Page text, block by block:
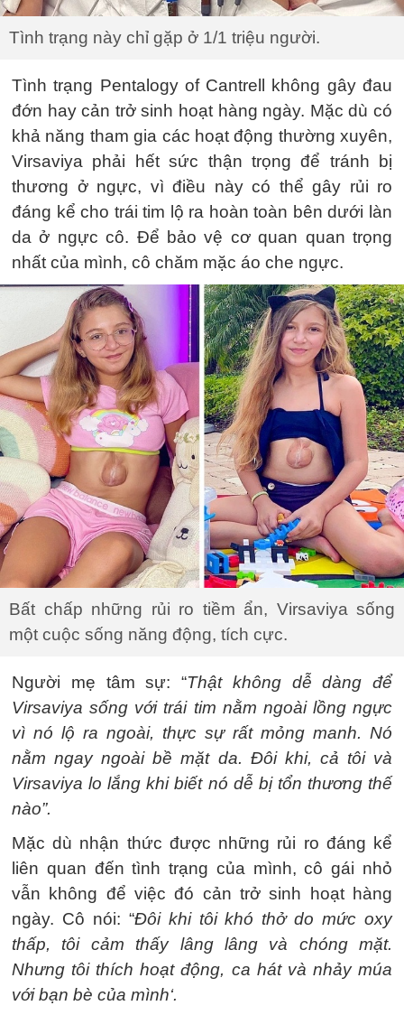
Tình trạng này chỉ gặp ở 1/1 triệu người.
Tình trạng Pentalogy of Cantrell không gây đau
đớn hay cản trở sinh hoạt hàng ngày. Mặc dù có
khả năng tham gia các hoạt động thường xuyên,
Virsaviya phải hết sức thận trọng để tránh bị
thương ở ngực, vì điều này có thể gây rủi ro
đáng kể cho trái tim lộ ra hoàn toàn bên dưới làn
da ở ngực cô. Để bảo vệ cơ quan quan trọng
nhất của mình, cô chăm mặc áo che ngực.
Bất chấp những rủi ro tiềm ẩn, Virsaviya sống
một cuộc sống năng động, tích cực.
Người mẹ tâm sự: “Thật không dễ dàng để
Virsaviya sống với trái tim nằm ngoài lồng ngực
vì nó lộ ra ngoài, thực sự rất mỏng manh. Nó
nằm ngay ngoài bề mặt da. Đôi khi, cả tôi và
Virsaviya lo lắng khi biết nó dễ bị tổn thương thế
nào”.
Mặc dù nhận thức được những rủi ro đáng kể
liên quan đến tình trạng của mình, cô gái nhỏ
vẫn không để việc đó cản trở sinh hoạt hàng
ngày. Cô nói: “Đôi khi tôi khó thở do mức oxy
thấp, tôi cảm thấy lâng lâng và chóng mặt.
Nhưng tôi thích hoạt động, ca hát và nhảy múa
với bạn bè của mình‘.